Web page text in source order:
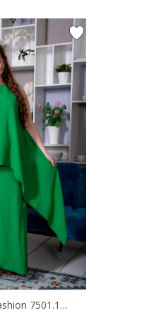
Костюм жен.MAT fashion 7501.1069/2070 з